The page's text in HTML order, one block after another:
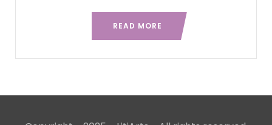
READ MORE